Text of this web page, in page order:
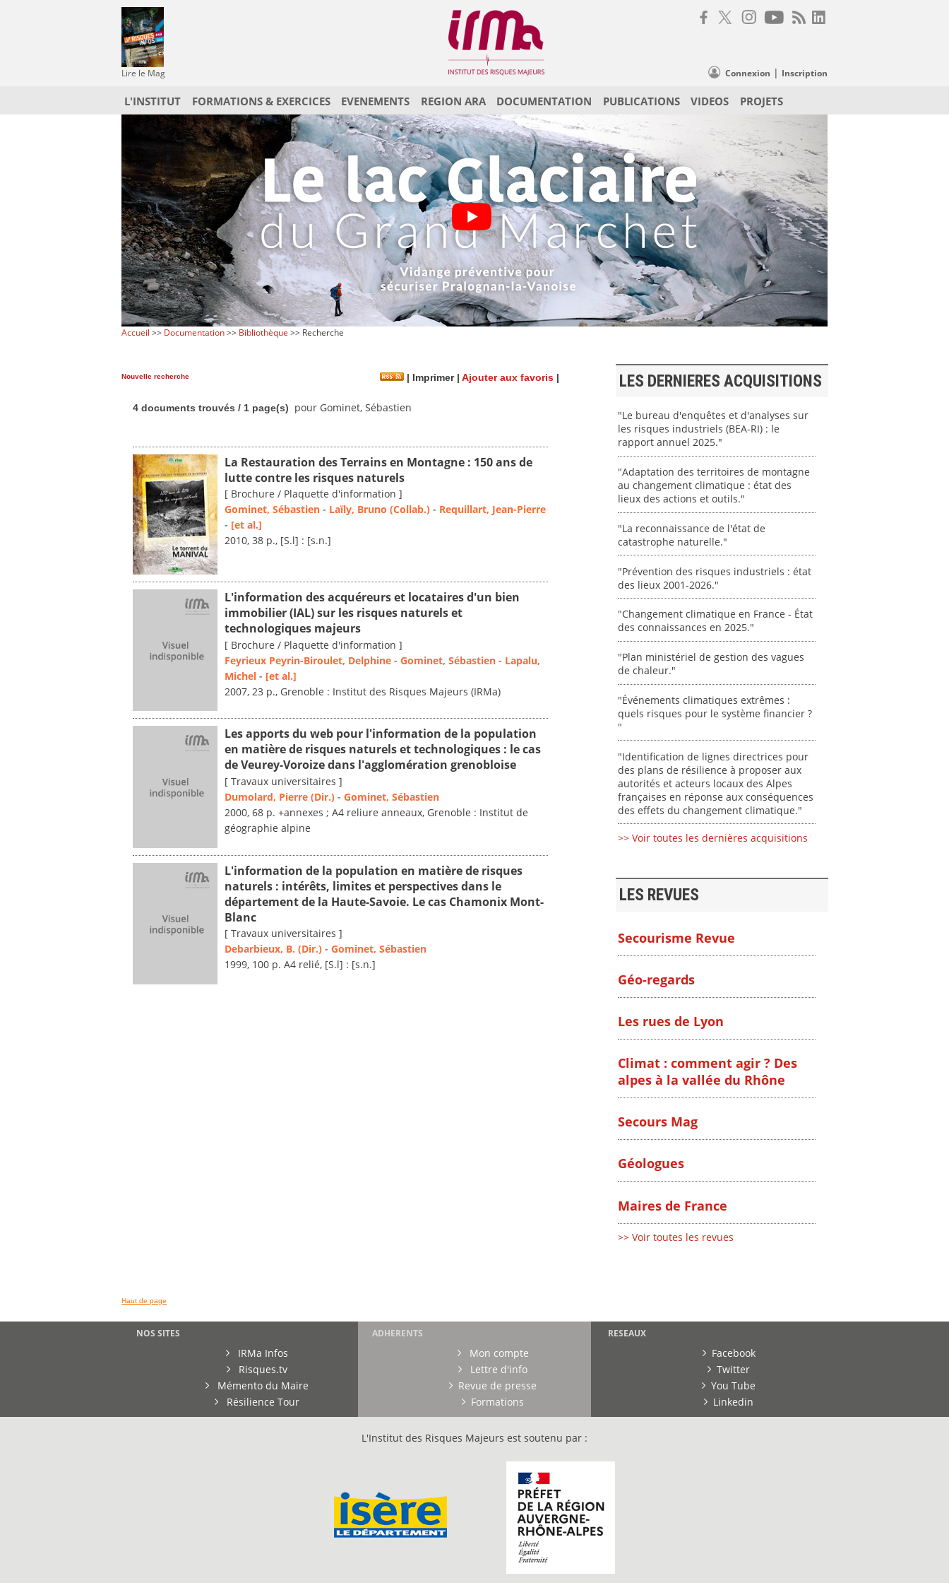
Lire le Mag Connexion | Inscription
L'INSTITUT FORMATIONS & EXERCICES EVENEMENTS REGION ARA DOCUMENTATION PUBLICATIONS VIDEOS PROJETS
Accueil >> Documentation>> Bibliothèque >> Recherche
Nouvelle recherche | Imprimer| Ajouter aux favoris |
4 documents trouvés / 1 page(s) pour Gominet, Sébastien
La Restauration des Terrains en Montagne : 150 ans de
lutte contre les risques naturels
[ Brochure / Plaquette d'information ]
Gominet, Sébastien - Laïly, Bruno (Collab.) - Requillart, Jean-Pierre
- [et al.]
2010, 38 p., [S.l] : [s.n.]
L'information des acquéreurs et locataires d'un bien
immobilier (IAL) sur les risques naturels et
technologiques majeurs
[ Brochure / Plaquette d'information ]
Feyrieux Peyrin-Biroulet, Delphine - Gominet, Sébastien - Lapalu,
Michel - [et al.]
2007, 23 p., Grenoble : Institut des Risques Majeurs (IRMa)
Les apports du web pour l'information de la population
en matière de risques naturels et technologiques : le cas
de Veurey-Voroize dans l'agglomération grenobloise
[ Travaux universitaires ]
Dumolard, Pierre (Dir.) - Gominet, Sébastien
2000, 68 p. +annexes ; A4 reliure anneaux, Grenoble : Institut de
géographie alpine
L'information de la population en matière de risques
naturels : intérêts, limites et perspectives dans le
département de la Haute-Savoie. Le cas Chamonix Mont-
Blanc
[ Travaux universitaires ]
Debarbieux, B. (Dir.) - Gominet, Sébastien
1999, 100 p. A4 relié, [S.l] : [s.n.]
LES DERNIERES ACQUISITIONS
"Le bureau d'enquêtes et d'analyses sur
les risques industriels (BEA-RI) : le
rapport annuel 2025."
"Adaptation des territoires de montagne
au changement climatique : état des
lieux des actions et outils."
"La reconnaissance de l'état de
catastrophe naturelle."
"Prévention des risques industriels : état
des lieux 2001-2026."
"Changement climatique en France - État
des connaissances en 2025."
"Plan ministériel de gestion des vagues
de chaleur."
"Événements climatiques extrêmes :
quels risques pour le système financier ?
"
"Identification de lignes directrices pour
des plans de résilience à proposer aux
autorités et acteurs locaux des Alpes
françaises en réponse aux conséquences
des effets du changement climatique."
>> Voir toutes les dernières acquisitions
LES REVUES
Secourisme Revue
Géo-regards
Les rues de Lyon
Climat : comment agir ? Des
alpes à la vallée du Rhône
Secours Mag
Géologues
Maires de France
>> Voir toutes les revues
Haut de page
NOS SITES
IRMa Infos
Risques.tv
Mémento du Maire
Résilience Tour
ADHERENTS
Mon compte
Lettre d'info
Revue de presse
Formations
RESEAUX
Facebook
Twitter
You Tube
Linkedin
L'Institut des Risques Majeurs est soutenu par :